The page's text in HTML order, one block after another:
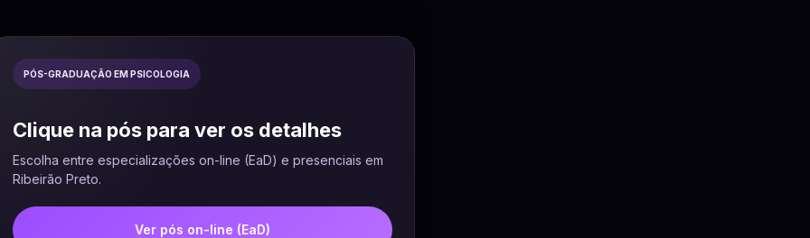
PÓS-GRADUAÇÃO EM PSICOLOGIA
Clique na pós para ver os detalhes
Escolha entre especializações on-line (EaD) e presenciais em
Ribeirão Preto.
Ver pós on-line (EaD)